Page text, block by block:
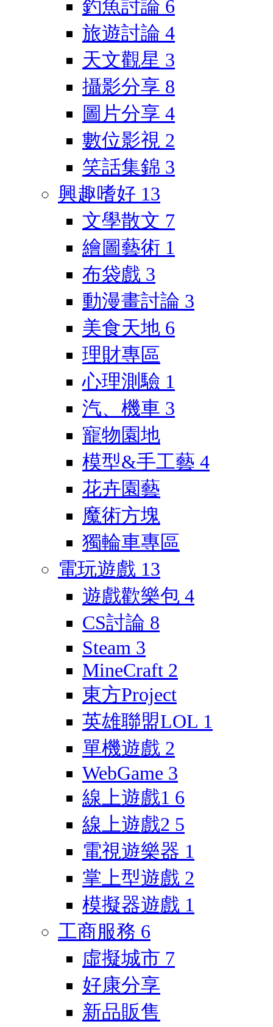
釣魚討論 6
旅遊討論 4
天文觀星 3
攝影分享 8
圖片分享 4
數位影視 2
笑話集錦 3
興趣嗜好 13
文學散文 7
繪圖藝術 1
布袋戲 3
動漫畫討論 3
美食天地 6
理財專區
心理測驗 1
汽、機車 3
寵物園地
模型&手工藝 4
花卉園藝
魔術方塊
獨輪車專區
電玩遊戲 13
遊戲歡樂包 4
CS討論 8
Steam 3
MineCraft 2
東方Project
英雄聯盟LOL 1
單機遊戲 2
WebGame 3
線上遊戲1 6
線上遊戲2 5
電視遊樂器 1
掌上型遊戲 2
模擬器遊戲 1
工商服務 6
虛擬城市 7
好康分享
新品販售